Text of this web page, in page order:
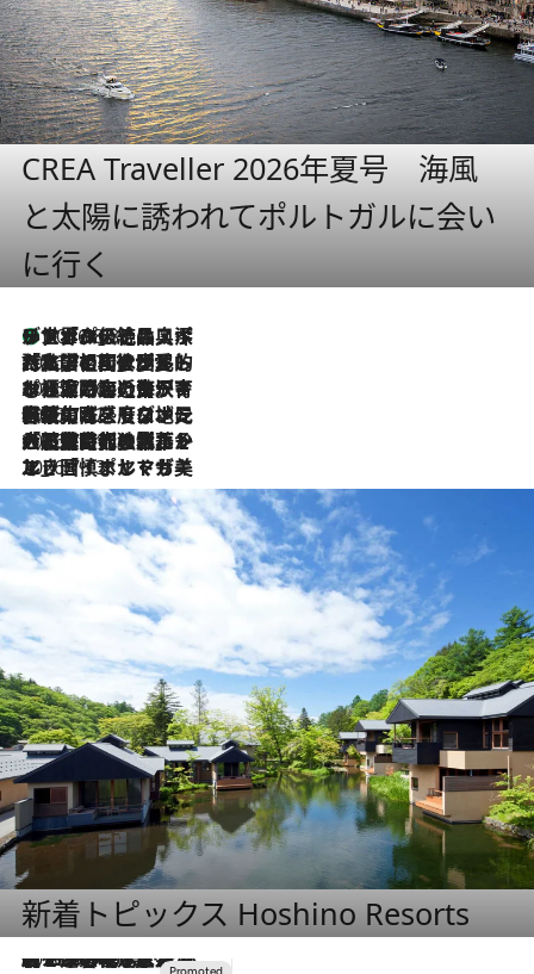
CREA Traveller 2026年夏号 海風
と太陽に誘われてポルトガルに会い
に行く
2026.8.8
リスボンの絶品スイーツ「パステル・デ・ナタ」とは？ポルトガル伝統の奥深い世界へ
2026.7.27
「私の祖国はポルトガル語です」国民的詩人フェルナンド・ペソアと、彼が愛した文学の街を歩く
2026.7.26
ポルトガル近海が育む極上の海の幸。キリリと冷えた白ワインと愉しむ、シーフード専門店の贅沢
2026.7.22
伝統の味をモダンに昇華。高感度な地元客が集う、リスボンの最旬ガストロノミー
2026.7.21
大航海時代の栄華から、震災、独裁、そして革命へ。ポルトガル・首都リスボンの石畳に刻まれた「歴史の光と影」
2026.7.13
エッセイ・ヤマザキマリ「慎ましくも美しき国 ポルトガル」
新着トピックス Hoshino Resorts
2026.8.7
【トンボの足水浴】ヒノキの香りに包まれて涼感マックス！約13℃の湧水かけ流しを避暑地「星野温泉 トンボの湯」で体験